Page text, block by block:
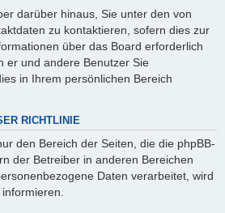
darüber hinaus, Sie unter den von
zu kontaktieren, sofern dies zur
über das Board erforderlich
er und andere Benutzer Sie
in Ihrem persönlichen Bereich
RICHTLINIE
den Bereich der Seiten, die die phpBB-
der Betreiber in anderen Bereichen
Daten verarbeitet, wird